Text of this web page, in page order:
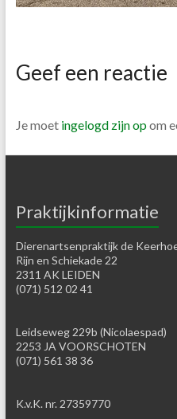
Geef een reactie
Je moet ingelogd zijn opom
Praktijkinformatie
Dierenartsenpraktijk de
Rijn en Schiekade 22
2311 AK LEIDEN
(071) 512 02 41
Leidseweg 229b (Nicolaespad)
2253 JA VOORSCHOTEN
(071) 561 38 36
K.v.K. nr. 27359770